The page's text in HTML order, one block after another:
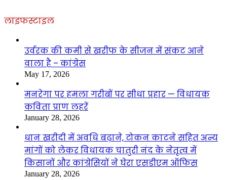
लाइफस्टाइल
उर्वरक की कमी से खरीफ के सीजन में संकट आने
वाला है – कांग्रेस
May 17, 2026
मनरेगा पर हमला गरीबों पर सीधा प्रहार — विधायक
कविता प्राण लहरें
January 28, 2026
धान खरीदी में अवधि बढ़ाने, टोकन काटने सहित अन्य
मांगों को लेकर विधायक चातुरी नंद के नेतृत्व में
किसानों और कांग्रेसियों ने घेरा एसडीएम ऑफिस
January 28, 2026